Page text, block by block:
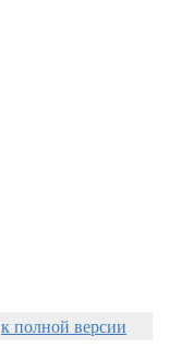
к полной версии